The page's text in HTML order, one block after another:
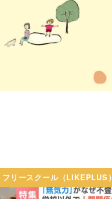
フリースクール（LIKEPLUS）